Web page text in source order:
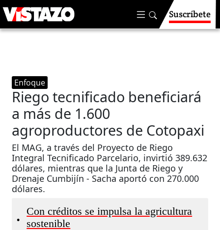
Suscríbete
Enfoque
Riego tecnificado beneficiará
a más de 1.600
agroproductores de Cotopaxi
El MAG, a través del Proyecto de Riego
Integral Tecnificado Parcelario, invirtió 389.632
dólares, mientras que la Junta de Riego y
Drenaje Cumbijín - Sacha aportó con 270.000
dólares.
•
Con créditos se impulsa la agricultura
sostenible